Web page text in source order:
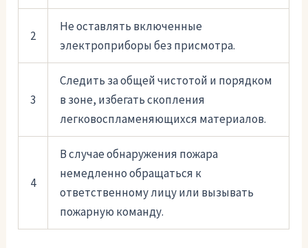
2
Не оставлять включенные
электроприборы без присмотра.
3
Следить за общей чистотой и порядком
в зоне, избегать скопления
легковоспламеняющихся материалов.
4
В случае обнаружения пожара
немедленно обращаться к
ответственному лицу или вызывать
пожарную команду.